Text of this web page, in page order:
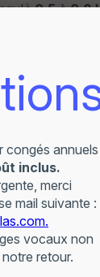
0,5 à 0,8
électrique de
ans, en
les
m²K), bien
thermique
du
des fenêtres.
12 fenêtres
de triple
tombée à
renforcée
ont